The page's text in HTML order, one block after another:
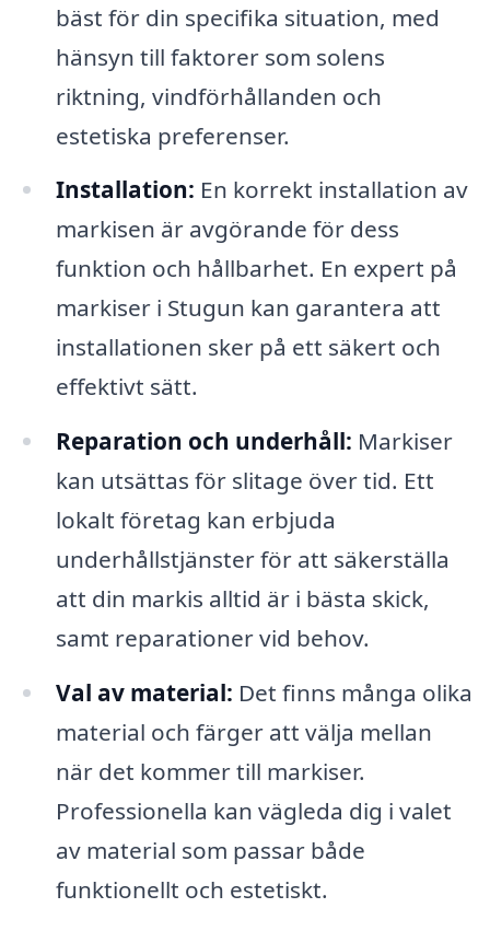
bäst för din specifika situation, med
hänsyn till faktorer som solens
riktning, vindförhållanden och
estetiska preferenser.
Installation: En korrekt installation av
markisen är avgörande för dess
funktion och hållbarhet. En expert på
markiser i Stugun kan garantera att
installationen sker på ett säkert och
effektivt sätt.
Reparation och underhåll: Markiser
kan utsättas för slitage över tid. Ett
lokalt företag kan erbjuda
underhållstjänster för att säkerställa
att din markis alltid är i bästa skick,
samt reparationer vid behov.
Val av material: Det finns många olika
material och färger att välja mellan
när det kommer till markiser.
Professionella kan vägleda dig i valet
av material som passar både
funktionellt och estetiskt.